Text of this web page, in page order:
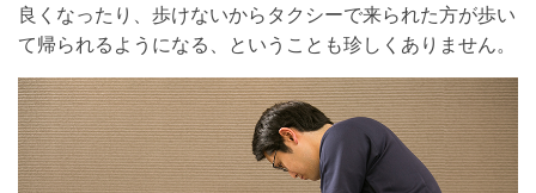
良くなったり、歩けないからタクシーで来られた方が歩い
て帰られるようになる、ということも珍しくありません。